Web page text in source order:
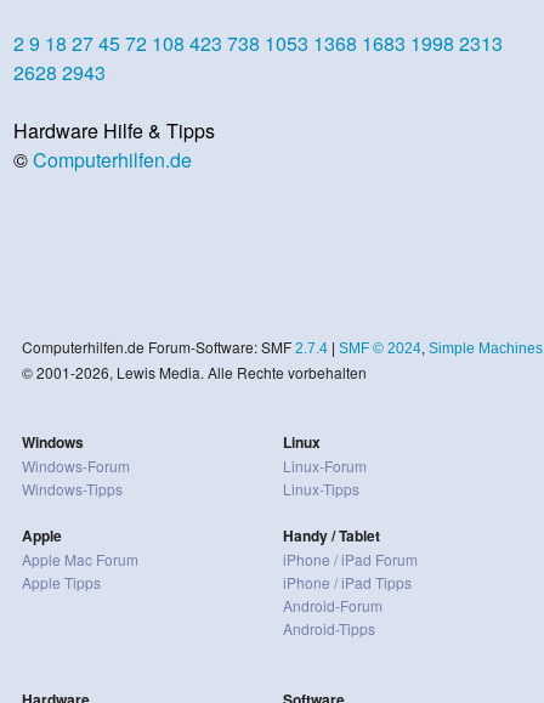
29 18 274572 108 423 738 1053 1368 1683 1998 2313
2628 2943
Hardware Hilfe & Tipps
©Computerhilfen.de
Computerhilfen.de Forum-Software: SMF 2.7.4| SMF © 2024, Simple Machines
© 2001-2026, Lewis Media. Alle Rechte vorbehalten
Windows
Windows-Forum
Windows-Tipps
Apple
Apple Mac Forum
Apple Tipps
Linux
Linux-Forum
Linux-Tipps
Handy / Tablet
iPhone / iPad Forum
iPhone / iPad Tipps
Android-Forum
Android-Tipps